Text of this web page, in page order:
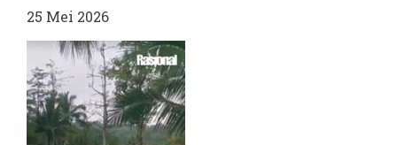
25 Mei 2026